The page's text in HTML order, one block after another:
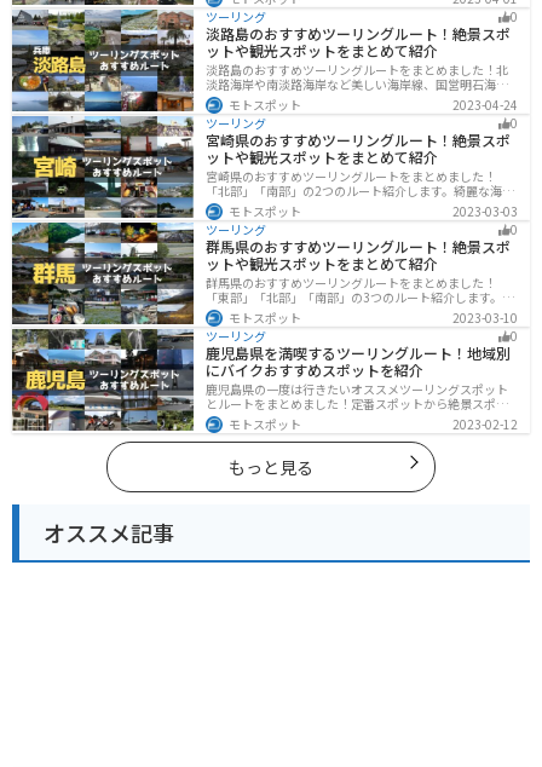
な楽しみ方ができます。バイクで大阪府にツーリングに
行く際は参考にしてください。
ツーリング
0
淡路島のおすすめツーリングルート！絶景スポ
ットや観光スポットをまとめて紹介
淡路島のおすすめツーリングルートをまとめました！北
淡路海岸や南淡路海岸など美しい海岸線、国営明石海峡
公園や淡路夢舞台など、自然とアートが融合した施設も
多数あります。バイクで淡路島にツーリングに行く際は
参考にしてください。
モトスポット
2023-04-24
ツーリング
0
宮崎県のおすすめツーリングルート！絶景スポ
ットや観光スポットをまとめて紹介
宮崎県のおすすめツーリングルートをまとめました！
「北部」「南部」の2つのルート紹介します。綺麗な海岸
線が特徴的な海・自然豊かな山・趣のある神社を満喫す
るツーリングができます。バイクで宮崎県にツーリング
に行く際は参考にしてください。
モトスポット
2023-03-03
ツーリング
0
群馬県のおすすめツーリングルート！絶景スポ
ットや観光スポットをまとめて紹介
群馬県のおすすめツーリングルートをまとめました！
「東部」「北部」「南部」の3つのルート紹介します。草
津温泉や伊香保温泉など全国でも有名な温泉や豊かな自
然を満喫するツーリングができます。バイクで群馬県に
ツーリングに行く際は参考にしてください。
モトスポット
2023-03-10
ツーリング
0
鹿児島県を満喫するツーリングルート！地域別
にバイクおすすめスポットを紹介
鹿児島県の一度は行きたいオススメツーリングスポット
とルートをまとめました！定番スポットから絶景スポッ
ト、温泉、山、海、グルメなど様々なジャンルで楽しめ
ます。バイクで鹿児島ツーリングに行こうと思っている
人は、参考にしてください。
モトスポット 2023-02-12
もっと見る
オススメ記事